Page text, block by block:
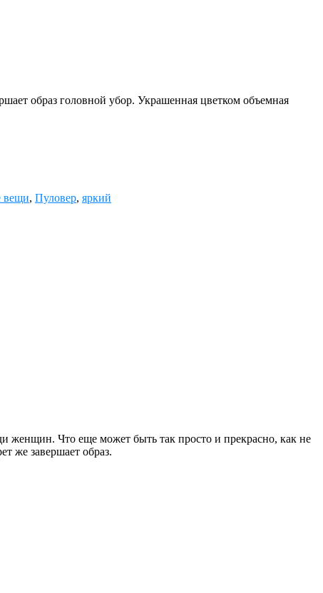
образ головной убор. Украшенная цветком объемная
вещи, Пуловер, яркий
женщин. Что еще может быть так просто и прекрасно, как не
же завершает образ.